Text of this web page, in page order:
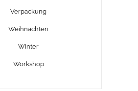
Verpackung
Weihnachten
Winter
Workshop